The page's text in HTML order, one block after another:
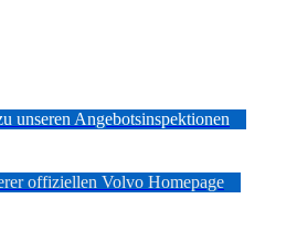
unseren Angebotsinspektionen
offiziellen Volvo Homepage